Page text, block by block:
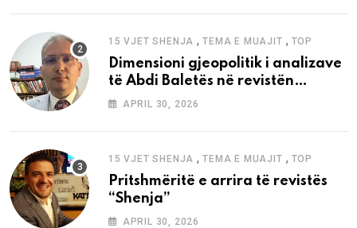
15 VJET SHENJA ,TEMA E MUAJIT , TOP
Dimensioni gjeopolitik i analizave
të Abdi Baletës në revistën
“Shenja”
APRIL 30, 2026
15 VJET SHENJA ,TEMA E MUAJIT , TOP
Pritshmëritë e arrira të revistës
“Shenja”
APRIL 30, 2026